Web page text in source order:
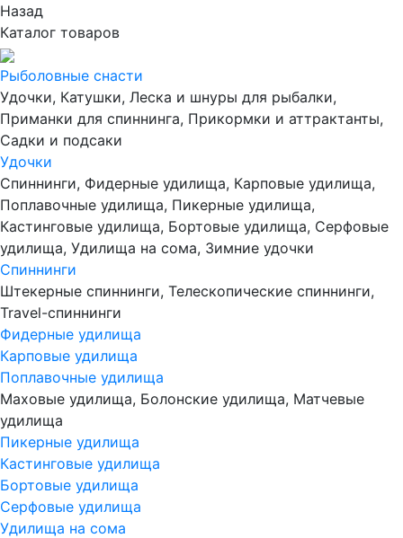
Назад
Каталог товаров
Рыболовные снасти
Удочки, Катушки, Леска и шнуры для рыбалки,
Приманки для спиннинга, Прикормки и аттрактанты,
Садки и подсаки
Удочки
Спиннинги, Фидерные удилища, Карповые удилища,
Поплавочные удилища, Пикерные удилища,
Кастинговые удилища, Бортовые удилища, Серфовые
удилища, Удилища на сома, Зимние удочки
Спиннинги
Штекерные спиннинги, Телескопические спиннинги,
Travel-спиннинги
Фидерные удилища
Карповые удилища
Поплавочные удилища
Маховые удилища, Болонские удилища, Матчевые
удилища
Пикерные удилища
Кастинговые удилища
Бортовые удилища
Серфовые удилища
Удилища на сома